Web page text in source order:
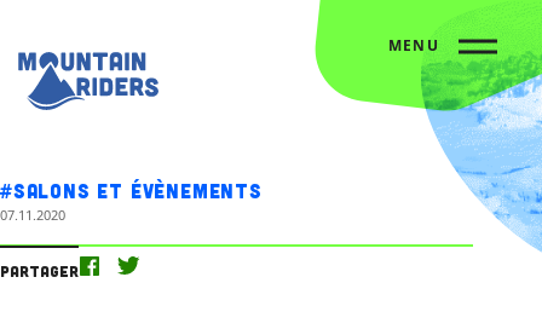
MENU
#Salons et évènements
07.11.2020
Partager